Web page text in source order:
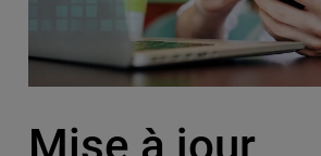
Mise à jour